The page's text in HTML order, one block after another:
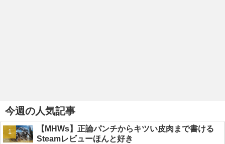
今週の人気記事
【MHWs】正論パンチからキツい皮肉まで書ける
Steamレビューほんと好き